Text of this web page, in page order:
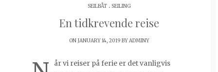
SEILBÅT. SEILING
En tidkrevende reise
ON JANUARY 14, 2019 BYADMINY
år vi reiser på ferie er det vanligvis